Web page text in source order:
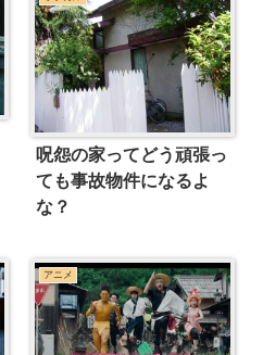
呪怨の家ってどう頑張っ
ても事故物件になるよ
な？
アニメ